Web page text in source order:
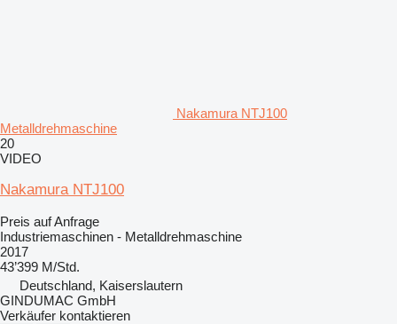
Nakamura NTJ100
Metalldrehmaschine
20
VIDEO
Nakamura NTJ100
Preis auf Anfrage
Industriemaschinen - Metalldrehmaschine
2017
43’399 M/Std.
Deutschland, Kaiserslautern
GINDUMAC GmbH
Verkäufer kontaktieren